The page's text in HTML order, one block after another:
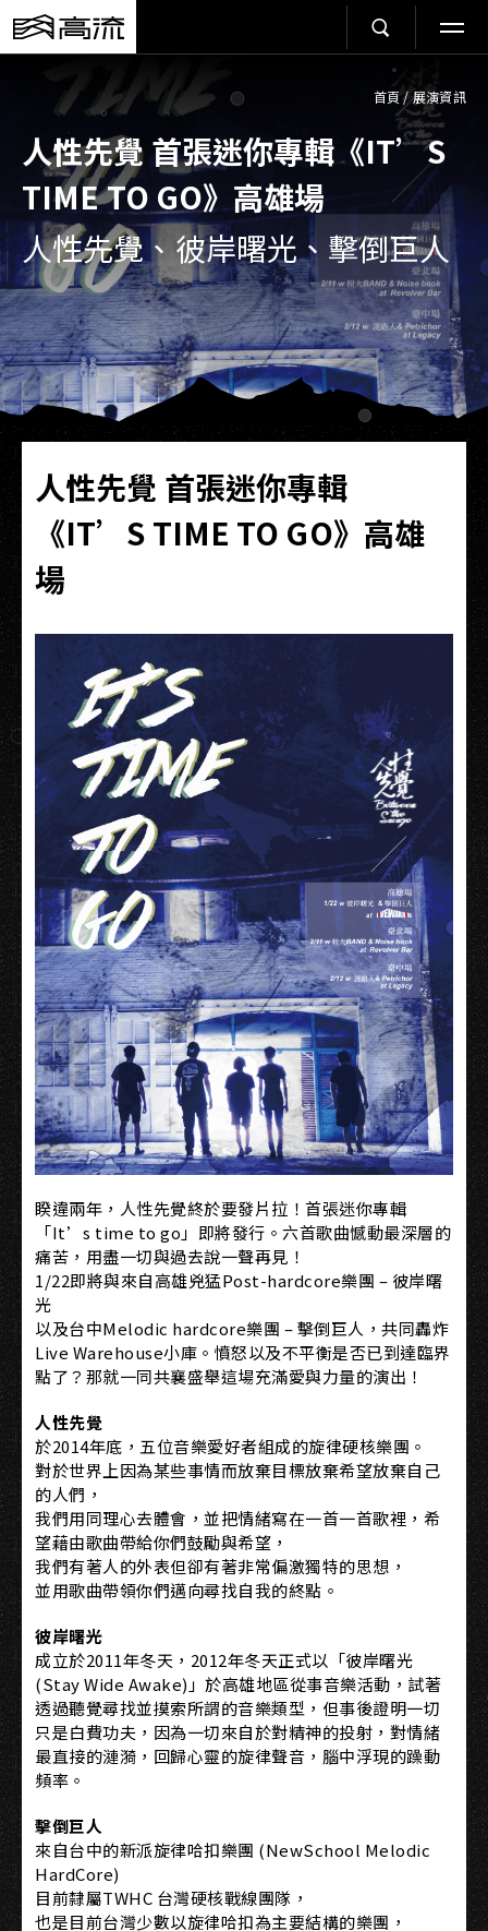
首頁/ 展演資訊
人性先覺 首張迷你專輯《IT’S
TIME TO GO》高雄場
人性先覺、彼岸曙光、擊倒巨人
人性先覺 首張迷你專輯
《IT’S TIME TO GO》高雄
場
睽違兩年，人性先覺終於要發片拉！首張迷你專輯
「It’s time to go」即將發行。六首歌曲憾動最深層的
痛苦，用盡一切與過去說一聲再見！
1/22即將與來自高雄兇猛Post-hardcore樂團 – 彼岸曙
光
以及台中Melodic hardcore樂團 – 擊倒巨人，共同轟炸
Live Warehouse小庫。憤怒以及不平衡是否已到達臨界
點了？那就一同共襄盛舉這場充滿愛與力量的演出！
人性先覺
於2014年底，五位音樂愛好者組成的旋律硬核樂團。
對於世界上因為某些事情而放棄目標放棄希望放棄自己
的人們，
我們用同理心去體會，並把情緒寫在一首一首歌裡，希
望藉由歌曲帶給你們鼓勵與希望，
我們有著人的外表但卻有著非常偏激獨特的思想，
並用歌曲帶領你們邁向尋找自我的終點。
彼岸曙光
成立於2011年冬天，2012年冬天正式以「彼岸曙光
(Stay Wide Awake)」於高雄地區從事音樂活動，試著
透過聽覺尋找並摸索所謂的音樂類型，但事後證明一切
只是白費功夫，因為一切來自於對精神的投射，對情緒
最直接的漣漪，回歸心靈的旋律聲音，腦中浮現的躁動
頻率。
擊倒巨人
來自台中的新派旋律哈扣樂團 (NewSchool Melodic
HardCore)
目前隸屬TWHC 台灣硬核戰線團隊，
也是目前台灣少數以旋律哈扣為主要結構的樂團，